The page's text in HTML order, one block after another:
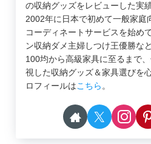
の収納グッズをレビューした実
2002年に日本で初めて一般家庭
コーディネートサービスを始め
ン収納ダメ主婦しつけ王優勝な
100均から高級家具に至るまで
視した収納グッズ＆家具選びを
ロフィールはこちら。